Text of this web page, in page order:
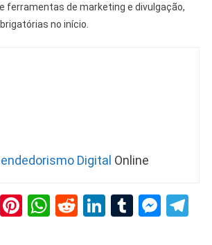
ferramentas de marketing e divulgação,
no início.
Digital Online
Pinterest
WhatsApp
RedditLinkedIn
Tumblr